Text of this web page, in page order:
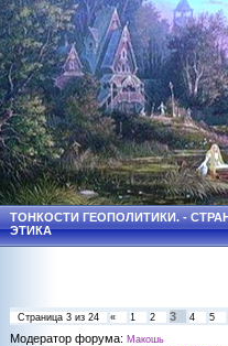
ТОНКОСТИ ГЕОПОЛИТИКИ. -
ЭТИКА
Страница 3 из 24 « 1 2 3 4 5
Модератор форума: Макошь